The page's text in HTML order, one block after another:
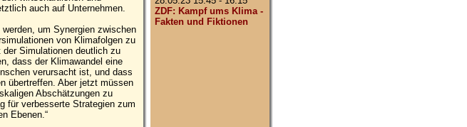
auch auf Unternehmen.
um Synergien zwischen
von Klimafolgen zu
der Simulationen deutlich zu
dass der Klimawandel eine
verursacht ist, und dass
übertreffen. Aber jetzt müssen
Abschätzungen zu
für verbesserte Strategien zum
Ebenen.“
ZDF: Kampf ums Klima -
Fakten und Fiktionen